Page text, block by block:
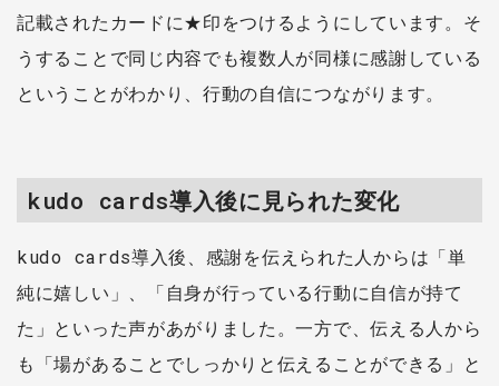
記載されたカードに★印をつけるようにしています。そ
うすることで同じ内容でも複数人が同様に感謝している
ということがわかり、行動の自信につながります。
kudo cards導入後に見られた変化
kudo cards導入後、感謝を伝えられた人からは「単
純に嬉しい」、「自身が行っている行動に自信が持て
た」といった声があがりました。一方で、伝える人から
も「場があることでしっかりと伝えることができる」と